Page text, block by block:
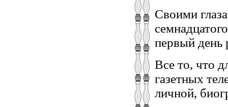
Своими
первый день
Все то, что
газетных
личной,